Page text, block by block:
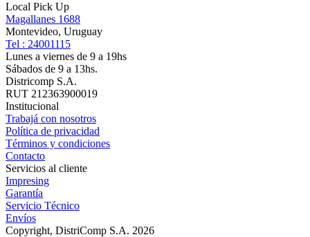
Local Pick Up
Magallanes 1688
Montevideo, Uruguay
Tel : 24001115
Lunes a viernes de 9 a 19hs
Sábados de 9 a 13hs.
Districomp S.A.
RUT 212363900019
Institucional
Trabajá con nosotros
Política de privacidad
Términos y condiciones
Contacto
Servicios al cliente
Impresing
Garantía
Servicio Técnico
Envíos
Copyright, DistriComp S.A. 2026